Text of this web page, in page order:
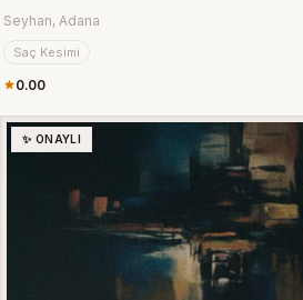
Seyhan, Adana
Saç Kesimi
0.00
✨ ONAYLI